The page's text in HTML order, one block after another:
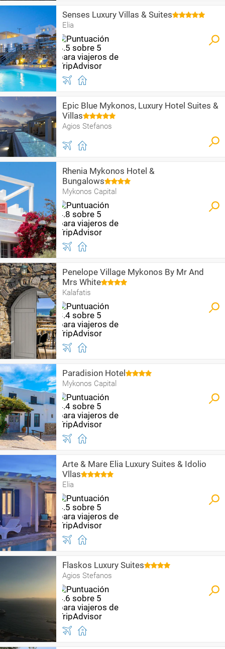
Senses Luxury Villas & Suites
Elia
Epic Blue Mykonos, Luxury Hotel Suites &
Villas
Agios Stefanos
Rhenia Mykonos Hotel &
Bungalows
Mykonos Capital
Penelope Village Mykonos By Mr And
Mrs White
Kalafatis
Paradision Hotel
Mykonos Capital
Arte & Mare Elia Luxury Suites & Idolio
Vllas
Elia
Flaskos Luxury Suites
Agios Stefanos